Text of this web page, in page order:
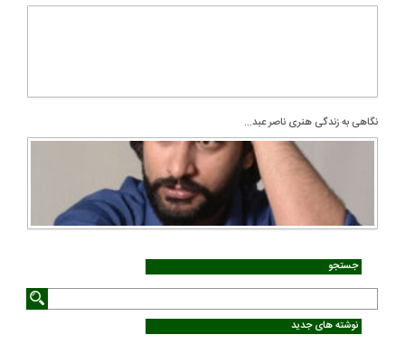
نگاهی به زندگی هنری ناصر عبد...
جستجو
نوشته های جدید